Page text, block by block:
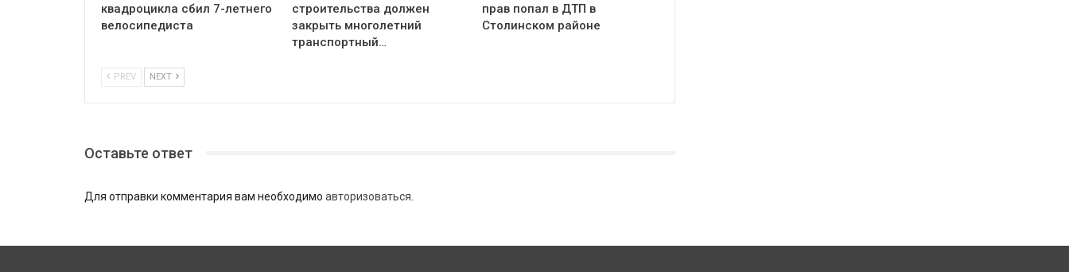
квадроцикла сбил 7-летнего
велосипедиста
строительства должен
закрыть многолетний
транспортный…
прав попал в ДТП в
Столинском районе
PREV NEXT
Оставьте ответ
Для отправки комментария вам необходимо авторизоваться